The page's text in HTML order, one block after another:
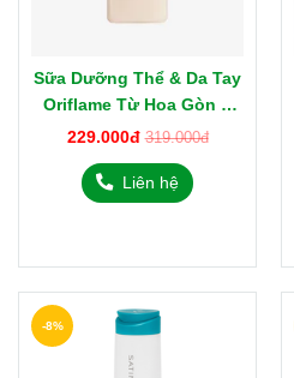
Sữa Dưỡng Thể & Da Tay
Oriflame Từ Hoa Gòn &
Tinh Dầu Bạch Đậu Khấu
229.000đ 319.000đ
Liên hệ
-8%